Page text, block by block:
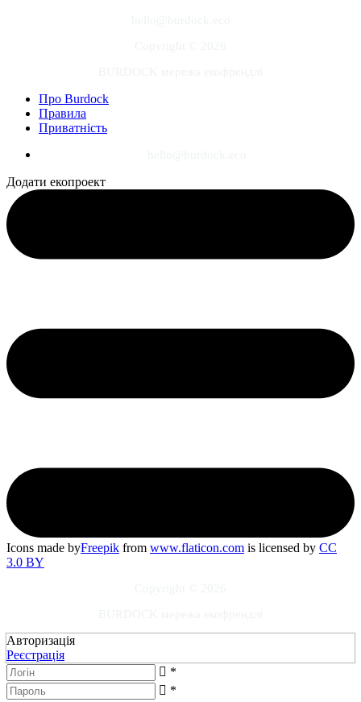
Про Burdock
Правила
Приватність
Додати екопроект
Icons made byFreepik from www.flaticon.com is licensed by CC
3.0 BY
Авторизація
Реєстрація
*
*